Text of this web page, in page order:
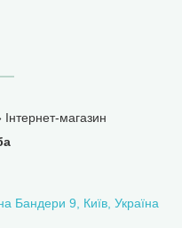
магазин
Бандери 9, Київ, Україна